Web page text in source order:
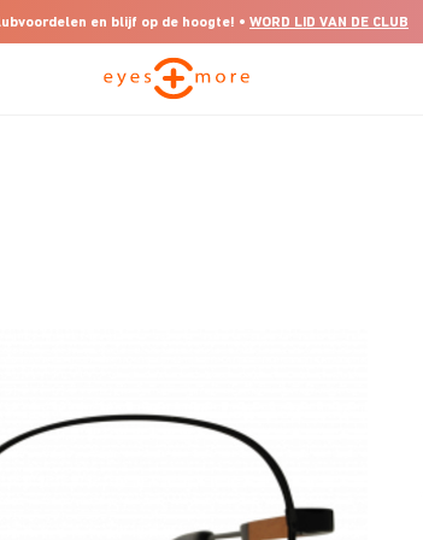
en blijf op de hoogte! • WORD LID VAN DE CLUB